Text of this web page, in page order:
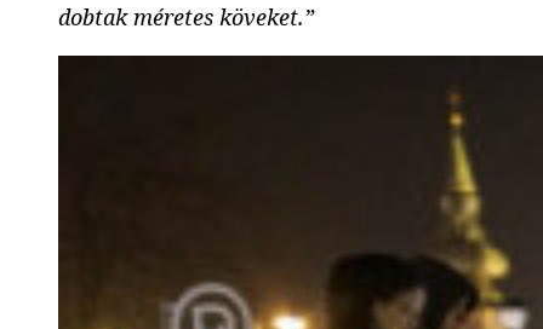
dobtak méretes köveket.”